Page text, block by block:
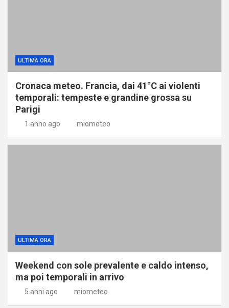
ULTIMA ORA
Cronaca meteo. Francia, dai 41°C ai violenti
temporali: tempeste e grandine grossa su
Parigi
1 anno ago miometeo
ULTIMA ORA
Weekend con sole prevalente e caldo intenso,
ma poi temporali in arrivo
5 anni ago miometeo